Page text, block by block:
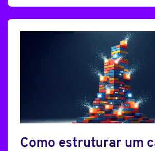
Como estruturar um